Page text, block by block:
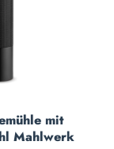
mit
Mahlwerk